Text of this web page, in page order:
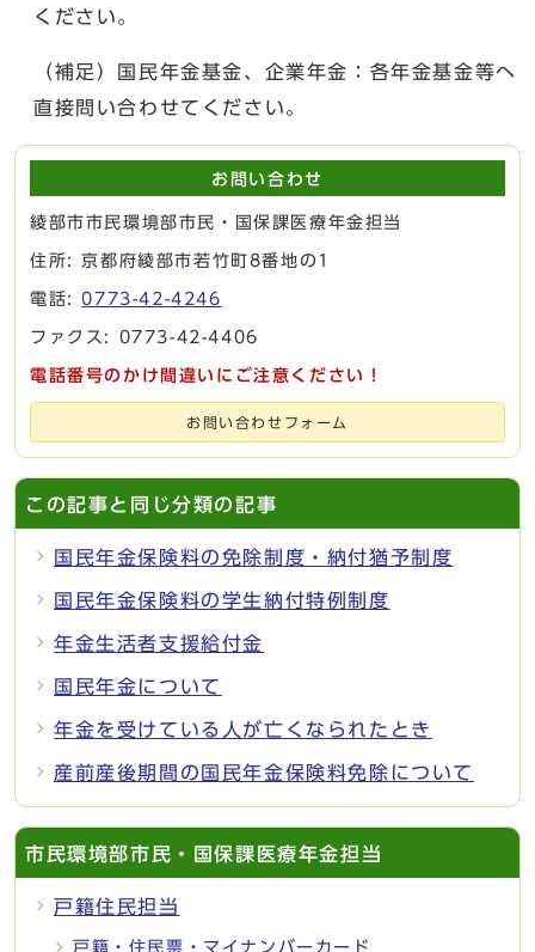
ください。
（補足）国民年金基金、企業年金：各年金基金等へ
直接問い合わせてください。
お問い合わせ
綾部市市民環境部市民・国保課医療年金担当
住所: 京都府綾部市若竹町8番地の1
電話:0773-42-4246
ファクス: 0773-42-4406
電話番号のかけ間違いにご注意ください！
お問い合わせフォーム
この記事と同じ分類の記事
国民年金保険料の免除制度・納付猶予制度
国民年金保険料の学生納付特例制度
年金生活者支援給付金
国民年金について
年金を受けている人が亡くなられたとき
産前産後期間の国民年金保険料免除について
市民環境部市民・国保課医療年金担当
戸籍住民担当
戸籍・住民票・マイナンバーカード